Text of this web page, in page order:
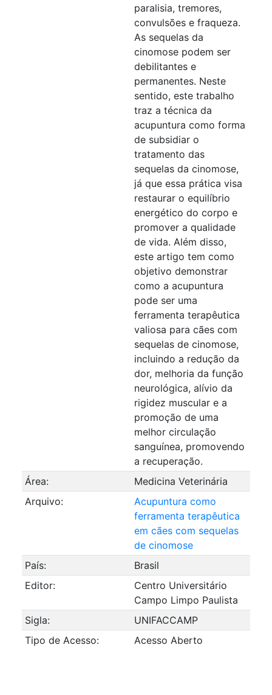
paralisia, tremores,
convulsões e fraqueza.
As sequelas da
cinomose podem ser
debilitantes e
permanentes. Neste
sentido, este trabalho
traz a técnica da
acupuntura como forma
de subsidiar o
tratamento das
sequelas da cinomose,
já que essa prática visa
restaurar o equilíbrio
energético do corpo e
promover a qualidade
de vida. Além disso,
este artigo tem como
objetivo demonstrar
como a acupuntura
pode ser uma
ferramenta terapêutica
valiosa para cães com
sequelas de cinomose,
incluindo a redução da
dor, melhoria da função
neurológica, alívio da
rigidez muscular e a
promoção de uma
melhor circulação
sanguínea, promovendo
a recuperação.
Área:
Medicina Veterinária
Arquivo:
Acupuntura como
ferramenta terapêutica
em cães com sequelas
de cinomose
País:
Brasil
Editor:
Centro Universitário
Campo Limpo Paulista
Sigla:
UNIFACCAMP
Tipo de Acesso:
Acesso Aberto